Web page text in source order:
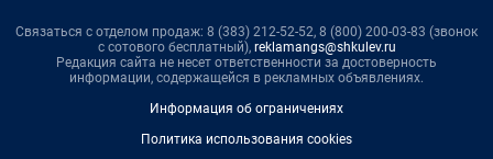
Связаться с отделом продаж: 8 (383) 212-52-52, 8 (800) 200-03-83 (звонок
с сотового бесплатный), reklamangs@shkulev.ru
Редакция сайта не несет ответственности за достоверность
информации, содержащейся в рекламных объявлениях.
Информация об ограничениях
Политика использования cookies